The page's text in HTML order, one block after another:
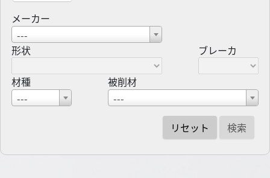
メーカー
---
形状
ブレーカ
材種
---
被削材
---
リセット
検索